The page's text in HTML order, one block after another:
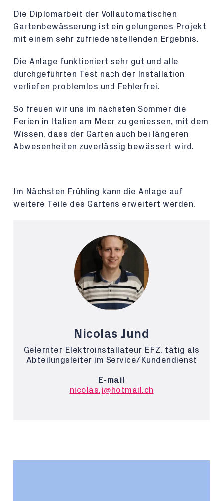
Die Diplomarbeit der Vollautomatischen
Gartenbewässerung ist ein gelungenes Projekt
mit einem sehr zufriedenstellenden Ergebnis.
Die Anlage funktioniert sehr gut und alle
durchgeführten Test nach der Installation
verliefen problemlos und Fehlerfrei.
So freuen wir uns im nächsten Sommer die
Ferien in Italien am Meer zu geniessen, mit dem
Wissen, dass der Garten auch bei längeren
Abwesenheiten zuverlässig bewässert wird.
Im Nächsten Frühling kann die Anlage auf
weitere Teile des Gartens erweitert werden.
Nicolas Jund
Gelernter Elektroinstallateur EFZ, tätig als
Abteilungsleiter im Service/Kundendienst
E-mail
nicolas.j@hotmail.ch